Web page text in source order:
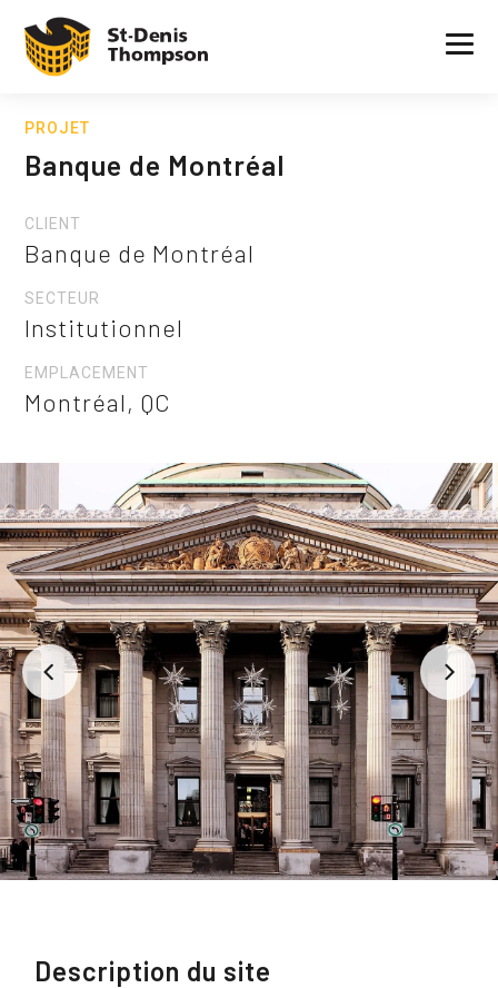
PROJET
Banque de Montréal
CLIENT
Banque de Montréal
SECTEUR
Institutionnel
EMPLACEMENT
Montréal, QC
Description du site